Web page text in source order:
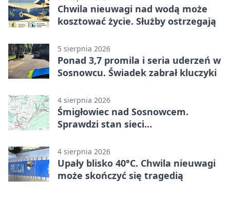
Chwila nieuwagi nad wodą może
kosztować życie. Służby ostrzegają
5 sierpnia 2026
Ponad 3,7 promila i seria uderzeń w
Sosnowcu. Świadek zabrał kluczyki
4 sierpnia 2026
Śmigłowiec nad Sosnowcem.
Sprawdzi stan sieci
4 sierpnia 2026
Upały blisko 40°C. Chwila nieuwagi
może skończyć się tragedią